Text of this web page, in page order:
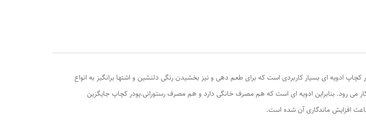
ادویه ای بسیار کاربردی است که برای طعم دهی و نیز بخشیدن رنگی دلنشین و اشتها برانگیز به انواع
می رود. بنابراین ادویه ای است که هم مصرف خانگی دارد و هم مصرف رستورانی.پودر کچاپ جایگزین
افزایش ماندگاری آن شده است.